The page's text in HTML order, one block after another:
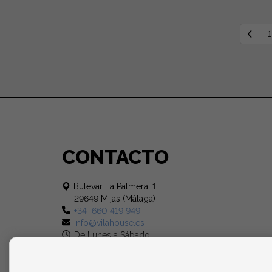
1
CONTACTO
Bulevar La Palmera, 1
29649 Mijas (Málaga)
+34 660 419 949
info@vilahouse.es
De Lunes a Sábado: